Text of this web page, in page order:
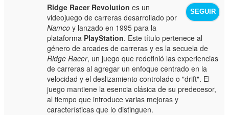
SEGUIR
Ridge Racer Revolution es un
videojuego de carreras desarrollado por
Namco y lanzado en 1995 para la
plataforma PlayStation. Este título pertenece al
género de arcades de carreras y es la secuela de
Ridge Racer, un juego que redefinió las experiencias
de carreras al agregar un enfoque centrado en la
velocidad y el deslizamiento controlado o "drift". El
juego mantiene la esencia clásica de su predecesor,
al tiempo que introduce varias mejoras y
características que lo distinguen.